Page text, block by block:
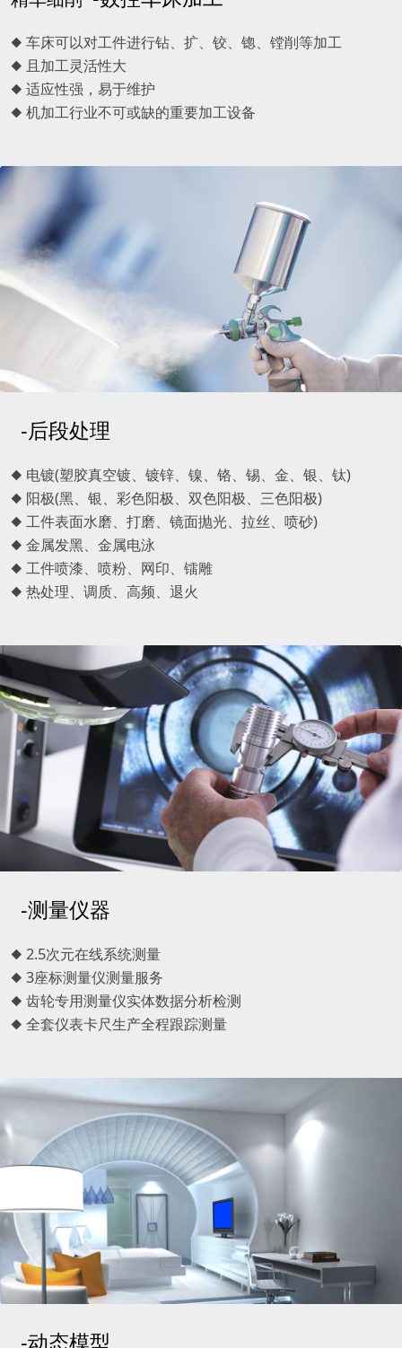
◆ 车床可以对工件进行钻、扩、铰、锪、镗削等加工
◆ 且加工灵活性大
◆ 适应性强，易于维护
◆ 机加工行业不可或缺的重要加工设备
-后段处理
◆ 电镀(塑胶真空镀、镀锌、镍、铬、锡、金、银、钛)
◆ 阳极(黑、银、彩色阳极、双色阳极、三色阳极)
◆ 工件表面水磨、打磨、镜面抛光、拉丝、喷砂)
◆ 金属发黑、金属电泳
◆ 工件喷漆、喷粉、网印、镭雕
◆ 热处理、调质、高频、退火
-测量仪器
◆ 2.5次元在线系统测量
◆ 3座标测量仪测量服务
◆ 齿轮专用测量仪实体数据分析检测
◆ 全套仪表卡尺生产全程跟踪测量
-动态模型